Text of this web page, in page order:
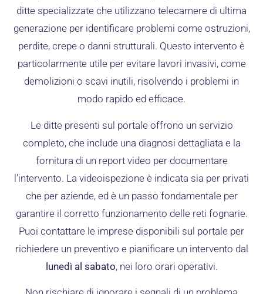
ditte specializzate che utilizzano telecamere di ultima
generazione per identificare problemi come ostruzioni,
perdite, crepe o danni strutturali. Questo intervento è
particolarmente utile per evitare lavori invasivi, come
demolizioni o scavi inutili, risolvendo i problemi in
modo rapido ed efficace.
Le ditte presenti sul portale offrono un servizio
completo, che include una diagnosi dettagliata e la
fornitura di un report video per documentare
l’intervento. La videoispezione è indicata sia per privati
che per aziende, ed è un passo fondamentale per
garantire il corretto funzionamento delle reti fognarie.
Puoi contattare le imprese disponibili sul portale per
richiedere un preventivo e pianificare un intervento dal
lunedì al sabato, nei loro orari operativi.